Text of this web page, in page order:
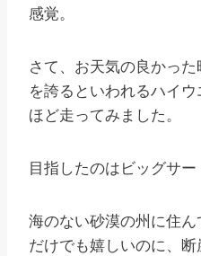
感覚。
さて、お天気の良かっ
を誇るといわれるハイ
ほど走ってみました。
目指したのはビッグサー
海のない砂漠の州に住
だけでも嬉しいのに、